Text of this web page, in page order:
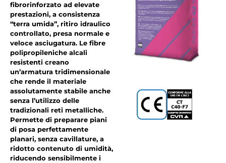
fibrorinforzato ad elevate
prestazioni, a consistenza
“terra umida”, ritiro idraulico
controllato, presa normale e
veloce asciugatura. Le fibre
polipropileniche alcali
resistenti creano
un’armatura tridimensionale
che rende il materiale
assolutamente stabile anche
senza l’utilizzo delle
tradizionali reti metalliche.
Permette di preparare piani
di posa perfettamente
planari, senza cavillature, a
ridotto contenuto di umidità,
riducendo sensibilmente i